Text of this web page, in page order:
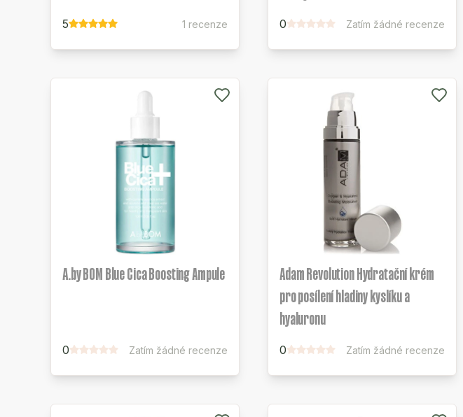
5 1 recenze 0 Zatím žádné recenze
A.by BOM Blue Cica Boosting Ampule
0 Zatím žádné recenze
Adam Revolution Hydratační krém
pro posílení hladiny kyslíku a
hyaluronu
0 Zatím žádné recenze